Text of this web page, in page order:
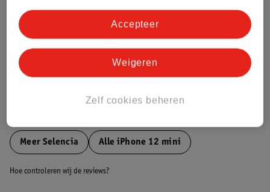
Impact Score.
Meer informatie
Bestel & Bezorginformatie
Meer Selencia Alle iPhone 12 mini
Hoe controleren wij de reviews?
Zelf cookies beheren
Weigeren
Accepteer